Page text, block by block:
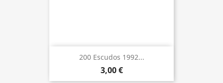
200 Escudos 1992...
3,00 €